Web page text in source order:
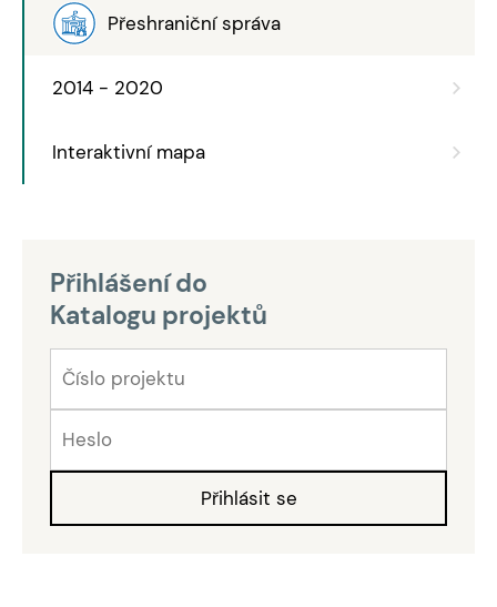
Přeshraniční správa
2014 - 2020
Interaktivní mapa
Přihlášení do
Katalogu projektů